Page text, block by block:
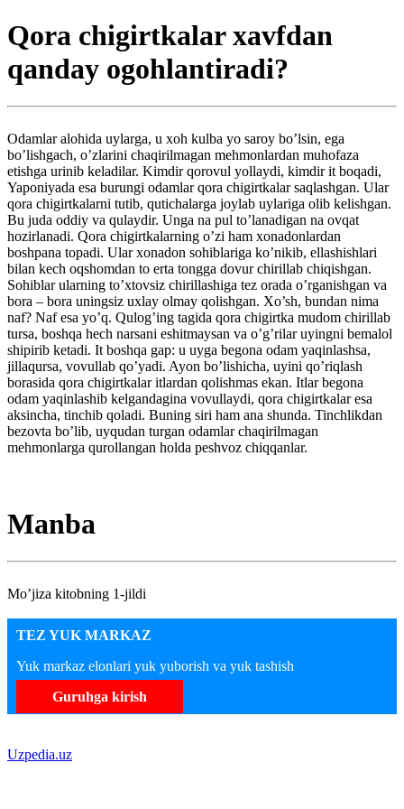
Qora chigirtkalar xavfdan
qanday ogohlantiradi?
Odamlar alohida uylarga, u xoh kulba yo saroy bo’lsin, ega
bo’lishgach, o’zlarini chaqirilmagan mehmonlardan muhofaza
etishga urinib keladilar. Kimdir qorovul yollaydi, kimdir it boqadi,
Yaponiyada esa burungi odamlar qora chigirtkalar saqlashgan. Ular
qora chigirtkalarni tutib, qutichalarga joylab uylariga olib kelishgan.
Bu juda oddiy va qulaydir. Unga na pul to’lanadigan na ovqat
hozirlanadi. Qora chigirtkalarning o’zi ham xonadonlardan
boshpana topadi. Ular xonadon sohiblariga ko’nikib, ellashishlari
bilan kech oqshomdan to erta tongga dovur chirillab chiqishgan.
Sohiblar ularning to’xtovsiz chirillashiga tez orada o’rganishgan va
bora – bora uningsiz uxlay olmay qolishgan. Xo’sh, bundan nima
naf? Naf esa yo’q. Qulog’ing tagida qora chigirtka mudom chirillab
tursa, boshqa hech narsani eshitmaysan va o’g’rilar uyingni bemalol
shipirib ketadi. It boshqa gap: u uyga begona odam yaqinlashsa,
jillaqursa, vovullab qo’yadi. Ayon bo’lishicha, uyini qo’riqlash
borasida qora chigirtkalar itlardan qolishmas ekan. Itlar begona
odam yaqinlashib kelgandagina vovullaydi, qora chigirtkalar esa
aksincha, tinchib qoladi. Buning siri ham ana shunda. Tinchlikdan
bezovta bo’lib, uyqudan turgan odamlar chaqirilmagan
mehmonlarga qurollangan holda peshvoz chiqqanlar.
Manba
Mo’jiza kitobning 1-jildi
TEZ YUK MARKAZ
Yuk markaz elonlari yuk yuborish va yuk tashish
Guruhga kirish
Uzpedia.uz